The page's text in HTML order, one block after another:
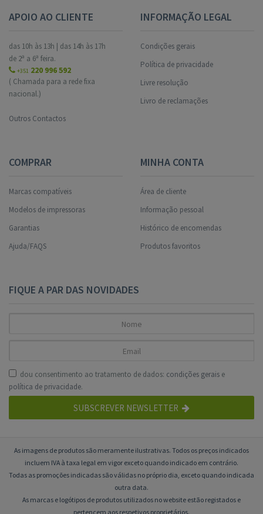
APOIO AO CLIENTE
das 10h às 13h | das 14h às 17h
de 2ª a 6ª feira.
+351 220 996 592
( Chamada para a rede fixa
nacional.)
Outros Contactos
INFORMAÇÃO LEGAL
Condições gerais
Política de privacidade
Livre resolução
Livro de reclamações
COMPRAR
Marcas compatíveis
Modelos de impressoras
Garantias
Ajuda/FAQS
MINHA CONTA
Área de cliente
Informação pessoal
Histórico de encomendas
Produtos favoritos
FIQUE A PAR DAS NOVIDADES
dou consentimento ao tratamento de dados: condições gerais e
política de privacidade.
SUBSCREVER NEWSLETTER
As imagens de produtos são meramente ilustrativas. Todos os preços indicados
incluem IVA à taxa legal em vigor exceto quando indicado em contrário.
Todas as promoções indicadas são válidas no próprio dia, exceto quando indicada
outra data.
As marcas e logótipos de produtos utilizados no website estão registados e
pertencem aos respetivos proprietários.